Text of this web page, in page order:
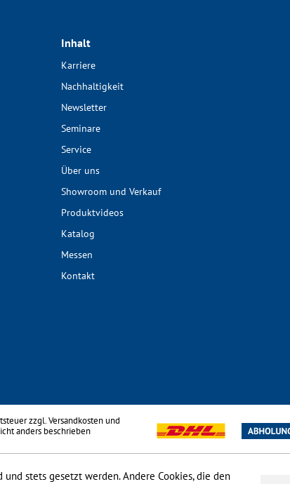
Inhalt
Karriere
Nachhaltigkeit
Newsletter
Seminare
Service
Über uns
Showroom und Verkauf
Produktvideos
Katalog
Messen
Kontakt
zzgl.Versandkostenund
anders beschrieben
stets gesetzt werden. Andere Cookies, die den